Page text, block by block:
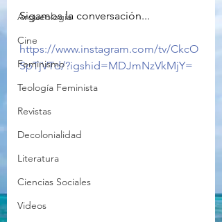
Arqueología
Cine
Feminismo
Teología Feminista
Revistas
Decolonialidad
Literatura
Ciencias Sociales
Videos
Sigamos la conversación...
https://www.instagram.com/tv/CkcO
SpTjVTd/?igshid=MDJmNzVkMjY=